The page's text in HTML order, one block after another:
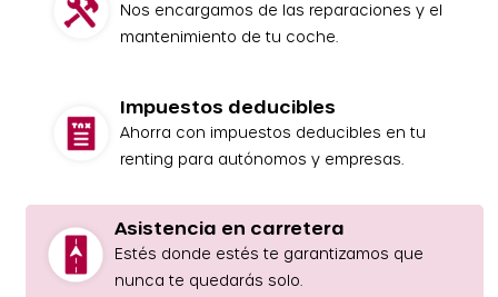
Nos encargamos de las reparaciones y el
mantenimiento de tu coche.
Impuestos deducibles
Ahorra con impuestos deducibles en tu
renting para autónomos y empresas.
Asistencia en carretera
Estés donde estés te garantizamos que
nunca te quedarás solo.